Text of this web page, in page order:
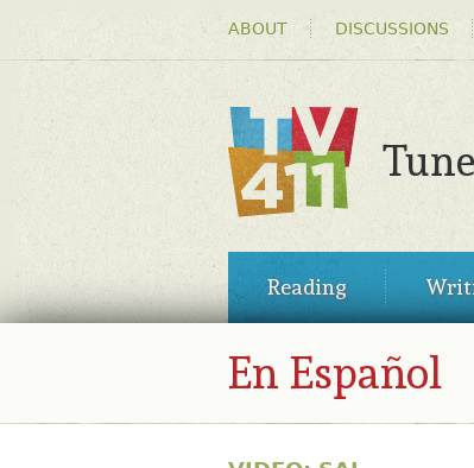
MENU
ABOUT DISCUSSIONS
TV411
MENUReading
En Español